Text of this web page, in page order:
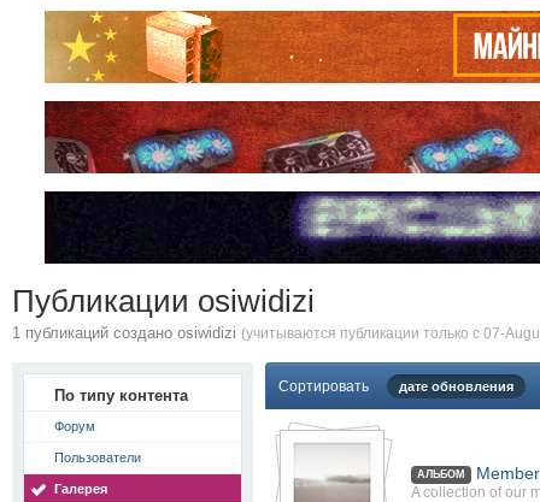
Публикации osiwidizi
1 публикаций создано osiwidizi (учитываются публикации только с 07-
По типу контента
Форум
Пользователи
Галерея
Сортировать дате обновления
АЛЬБОМ
A collection of our